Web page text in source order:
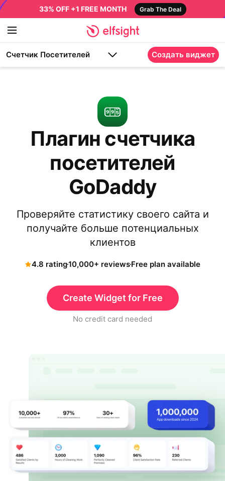
33% OFF +1 FREE MONTH Grab The Deal
Счетчик Посетителей Создать виджет
Плагин счетчика
посетителей
GoDaddy
Проверяйте статистику своего сайта и
получайте больше потенциальных
клиентов
4.8 rating10,000+ reviewsFree plan available
Create Widget for Free
No credit card needed